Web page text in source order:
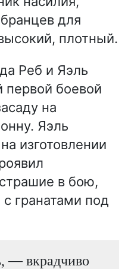
для
плотный.
Реб и Яэль
первой боевой
на
Яэль
изготовлении
в бою,
гранатами под
— вкрадчиво